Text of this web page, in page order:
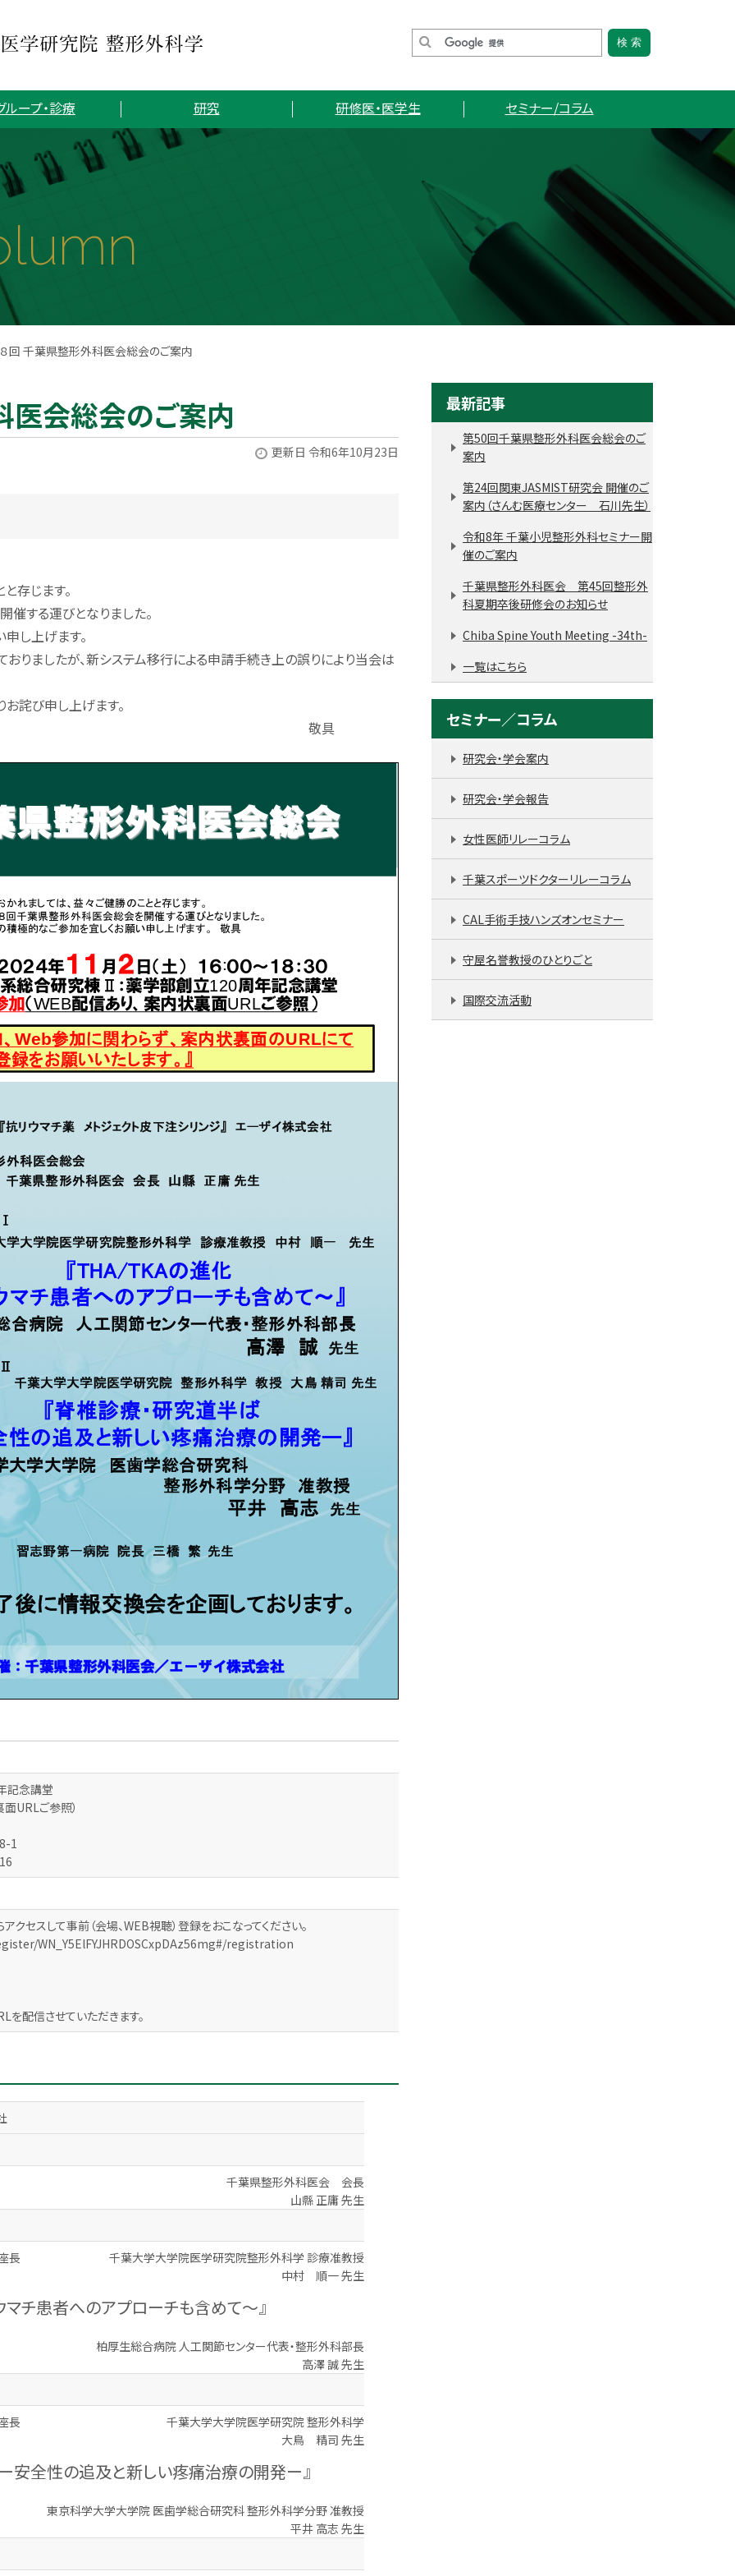
ループ・診療 研究 研修医・医学生 セミナー/コラム
回 千葉県整形外科医会総会のご案内
医会総会のご案内
更新日 令和6年10月23日
存じます。
催する運びとなりました。
し上げます。
りましたが、新システム移行による申請手続き上の誤りにより当会は
詫び申し上げます。
具
記念講堂
URLご参照）
1
セスして事前（会場、WEB視聴）登録をおこなってください。
WN_Y5ElFYJHRDOSCxpDAz56mg#/registration
配信させていただきます。
千葉県整形外科医会 会長
山縣 正庸 先生
長
千葉大学大学院医学研究院整形外科学 診療准教授
中村 順一 先生
チ患者へのアプローチも含めて～』
柏厚生総合病院 人工関節センター代表・整形外科部長
高澤 誠 先生
長
千葉大学大学院医学研究院 整形外科学
大鳥 精司 先生
安全性の追及と新しい疼痛治療の開発ー』
東京科学大学大学院 医歯学総合研究科 整形外科学分野 准教授
平井 高志 先生
最新記事
第50回千葉県整形外科医会総会のご
案内
第24回関東JASMIST研究会 開催のご
案内（さんむ医療センター 石川先生）
令和8年 千葉小児整形外科セミナー開
催のご案内
千葉県整形外科医会 第45回整形外
科夏期卒後研修会のお知らせ
Chiba Spine Youth Meeting -34th-
一覧はこちら
セミナー／コラム
研究会・学会案内
研究会・学会報告
女性医師リレーコラム
千葉スポーツドクターリレーコラム
CAL手術手技ハンズオンセミナー
守屋名誉教授のひとりごと
国際交流活動